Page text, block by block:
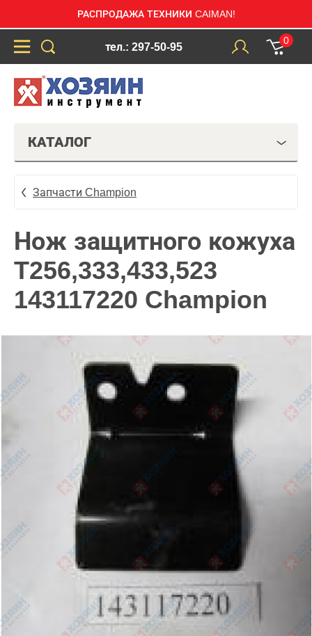
РАСПРОДАЖА ТЕХНИКИ CAIMAN!
тел.: 297-50-95
0
КАТАЛОГ
Запчасти Champion
Нож защитного кожуха
T256,333,433,523
143117220 Champion